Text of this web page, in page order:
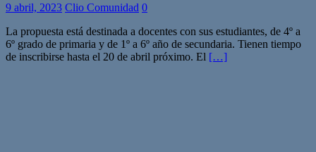
9 abril, 2023 Clio Comunidad 0
La propuesta está destinada a docentes con sus estudiantes, de 4º a
6º grado de primaria y de 1º a 6º año de secundaria. Tienen tiempo
de inscribirse hasta el 20 de abril próximo. El […]